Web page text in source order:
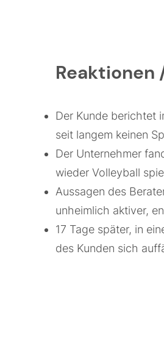
Reaktionen
Der Kunde berichtet
seit langem keinen
Der Unternehmer
wieder Volleyball
Aussagen des
unheimlich aktiver,
17 Tage später, in
des Kunden sich